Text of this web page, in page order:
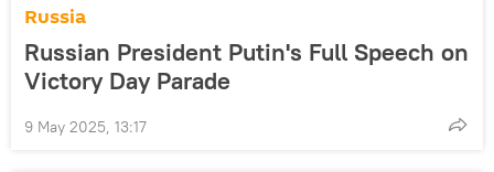
Russia
Russian President Putin's Full Speech on
Victory Day Parade
9 May 2025, 13:17